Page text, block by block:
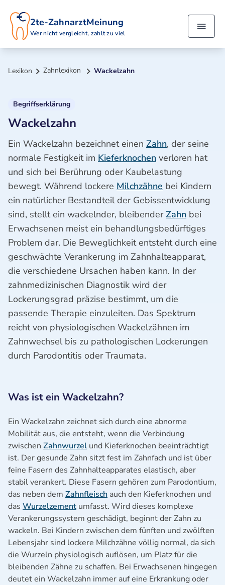
2te-ZahnarztMeinung
Wer nicht vergleicht, zahlt zu viel
Lexikon Zahnlexikon Wackelzahn
Begriffserklärung
Wackelzahn
Ein Wackelzahn bezeichnet einen Zahn, der seine
normale Festigkeit im Kieferknochen verloren hat
und sich bei Berührung oder Kaubelastung
bewegt. Während lockere Milchzähne bei Kindern
ein natürlicher Bestandteil der Gebissentwicklung
sind, stellt ein wackelnder, bleibenderZahn bei
Erwachsenen meist ein behandlungsbedürftiges
Problem dar. Die Beweglichkeit entsteht durch eine
geschwächte Verankerung im Zahnhalteapparat,
die verschiedene Ursachen haben kann. In der
zahnmedizinischen Diagnostik wird der
Lockerungsgrad präzise bestimmt, um die
passende Therapie einzuleiten. Das Spektrum
reicht von physiologischen Wackelzähnen im
Zahnwechsel bis zu pathologischen Lockerungen
durch Parodontitis oder Traumata.
Was ist ein Wackelzahn?
Ein Wackelzahn zeichnet sich durch eine abnorme
Mobilität aus, die entsteht, wenn die Verbindung
zwischen Zahnwurzel und Kieferknochen beeinträchtigt
ist. Der gesunde Zahn sitzt fest im Zahnfach und ist über
feine Fasern des Zahnhalteapparates elastisch, aber
stabil verankert. Diese Fasern gehören zum Parodontium,
das neben dem Zahnfleisch auch den Kieferknochen und
das Wurzelzement umfasst. Wird dieses komplexe
Verankerungssystem geschädigt, beginnt der Zahn zu
wackeln. Bei Kindern zwischen dem fünften und zwölften
Lebensjahr sind lockere Milchzähne völlig normal, da sich
die Wurzeln physiologisch auflösen, um Platz für die
bleibenden Zähne zu schaffen. Bei Erwachsenen hingegen
deutet ein Wackelzahn immer auf eine Erkrankung oder